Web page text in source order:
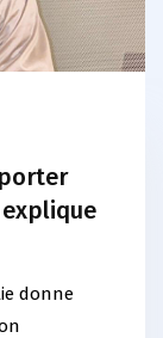
donne